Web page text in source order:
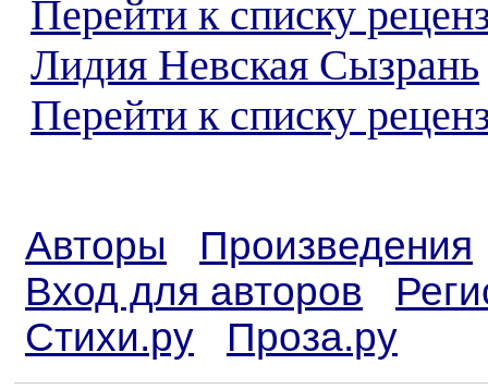
Перейти к списку
Лидия Невская Сызрань
Перейти к списку
Авторы
Произведения
Вход для авторов
Стихи.ру
Проза.ру